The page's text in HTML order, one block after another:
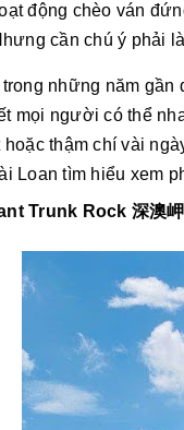
động chèo ván
cần chú ý phải
những năm
mọi người có thể
hoặc thậm chí vài
Loan tìm hiểu xem
Trunk Rock 深澳